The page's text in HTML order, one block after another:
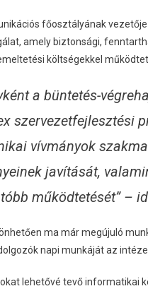
főosztályának
amely biztonsági,
költségekkel
a büntetés-
szervezetfejlesztési
vívmányok
javítását,
működtetését” –
ma már megújuló
napi munkáját az
lehetővé tevő informatikai